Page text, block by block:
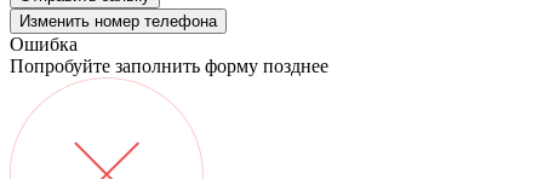
Изменить номер телефона
Ошибка
Попробуйте заполнить форму позднее